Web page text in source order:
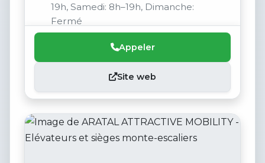
19h, Samedi: 8h–19h, Dimanche:
Fermé
Appeler
Site web